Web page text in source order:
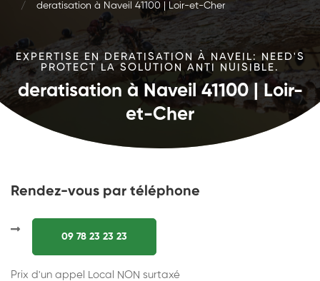
deratisation à Naveil 41100 | Loir-et-Cher
EXPERTISE EN DERATISATION À NAVEIL: NEED'S
PROTECT LA SOLUTION ANTI NUISIBLE.
deratisation à Naveil 41100 | Loir-
et-Cher
Rendez-vous par téléphone
09 78 23 23 23
Prix d'un appel Local NON surtaxé